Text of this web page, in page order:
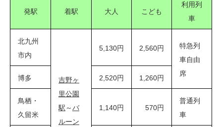
発駅 着駅 大人 こども
利用列
車
北九州
市内
吉野ヶ
里公園
駅 ～バ
ルーン
5,130円 2,560円
特急列
車自由
席
博多 2,520円 1,260円
鳥栖・
久留米
1,140円 570円
普通列
車